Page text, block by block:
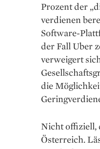
Prozent der
verdienen
Software-
der Fall Uber
verweigert
die
Nicht offiziell,
Österreich.